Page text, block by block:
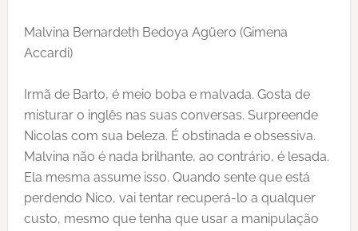
Malvina Bernardeth Bedoya Agüero (Gimena
Accardi)
Irmã de Barto, é meio boba e malvada. Gosta de
misturar o inglês nas suas conversas. Surpreende
Nicolas com sua beleza. É obstinada e obsessiva.
Malvina não é nada brilhante, ao contrário, é lesada.
Ela mesma assume isso. Quando sente que está
perdendo Nico, vai tentar recuperá-lo a qualquer
custo, mesmo que tenha que usar a manipulação